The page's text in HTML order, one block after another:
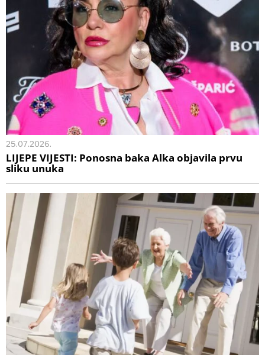
25.07.2026.
LIJEPE VIJESTI: Ponosna baka Alka objavila prvu
sliku unuka